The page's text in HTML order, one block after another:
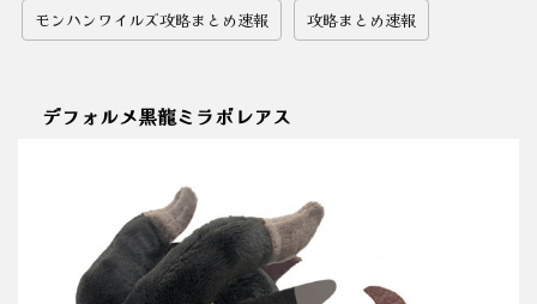
モンハンワイルズ攻略まとめ速報 攻略まとめ速報
デフォルメ黒龍ミラボレアス